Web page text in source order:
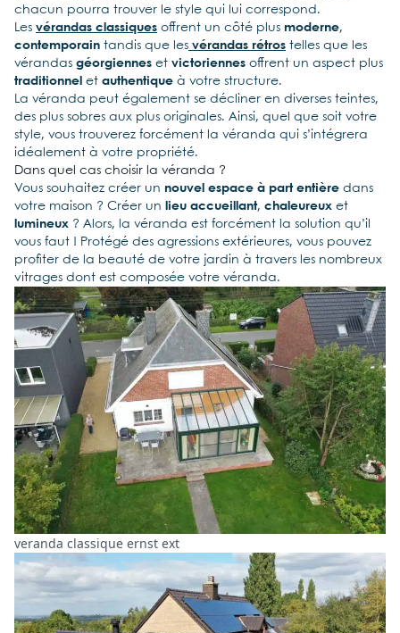
chacun pourra trouver le style qui lui correspond.
Les vérandas classiques offrent un côté plus moderne,
contemporain tandis que les vérandas rétros telles que les
vérandas géorgiennes et victoriennes offrent un aspect plus
traditionnel et authentique à votre structure.
La véranda peut également se décliner en diverses teintes,
des plus sobres aux plus originales. Ainsi, quel que soit votre
style, vous trouverez forcément la véranda qui s’intégrera
idéalement à votre propriété.
Dans quel cas choisir la véranda ?
Vous souhaitez créer un nouvel espace à part entière dans
votre maison ? Créer un lieu accueillant, chaleureux et
lumineux ? Alors, la véranda est forcément la solution qu’il
vous faut ! Protégé des agressions extérieures, vous pouvez
profiter de la beauté de votre jardin à travers les nombreux
vitrages dont est composée votre véranda.
veranda classique ernst ext